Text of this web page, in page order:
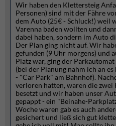
Wir haben den Klettersteig
Personen) sind mit der Fähre
dem Auto (25€ - Schluck!) weil
Varenna baden wollten und
dabei haben, sondern im Auto
Der Plan ging nicht auf. Wir
gefunden (9 Uhr morgens) und
Platz war, ging der
(bei der Planung nahm ich an
- "Car Park" am Bahnhof).
verloren hatten, waren die zwei
besetzt und wir haben unser
gepappt - ein "Beinahe-
Woche waren gab es auch
gesichert und ließ sich gut